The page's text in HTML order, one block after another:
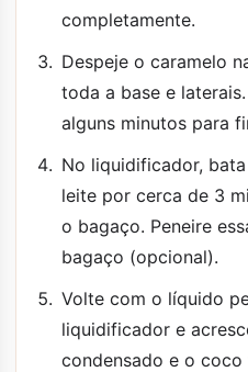
completamente.
Despeje o caramelo
toda a base e
alguns minutos para
No liquidificador,
leite por cerca de 3
o bagaço. Peneire
bagaço (opcional).
Volte com o líquido
liquidificador e
condensado e o